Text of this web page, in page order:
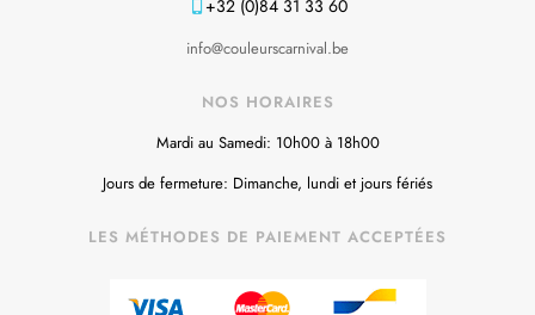
+32 (0)84 31 33 60
info@couleurscarnival.be
NOS HORAIRES
Mardi au Samedi: 10h00 à 18h00
Jours de fermeture: Dimanche, lundi et jours fériés
LES MÉTHODES DE PAIEMENT ACCEPTÉES